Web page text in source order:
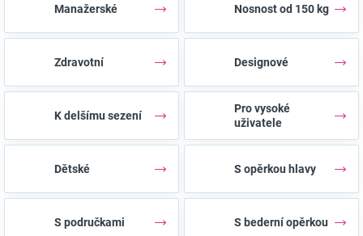
Manažerské Nosnost od 150 kg
Zdravotní Designové
K delšímu sezení
Pro vysoké
uživatele
Dětské S opěrkou hlavy
S područkami S bederní opěrkou